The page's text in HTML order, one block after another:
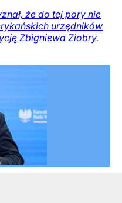
że do tej pory nie
urzędników
Zbigniewa Ziobry.